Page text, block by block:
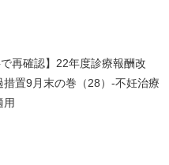
で再確認】22年度診療報酬改
措置9月末の巻（28）-不妊治療
用